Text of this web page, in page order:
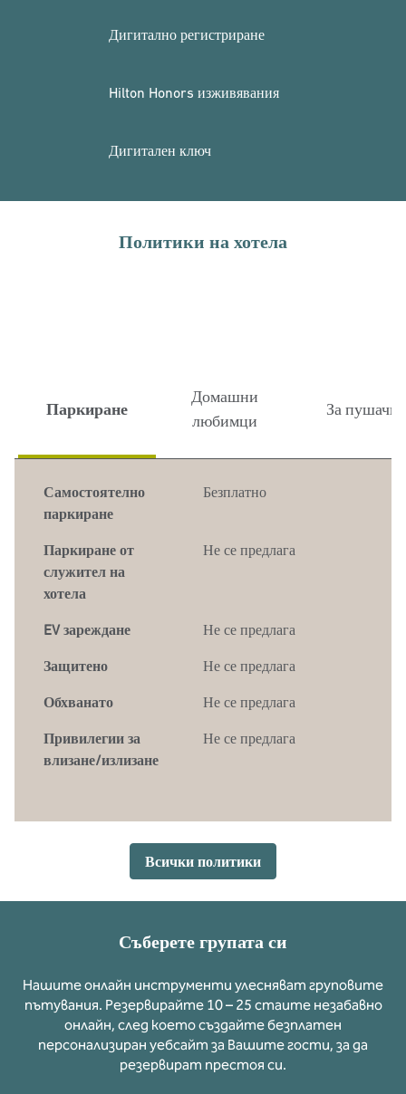
Дигитално регистриране
Hilton Honors изживявания
Дигитален ключ
Политики на хотела
Паркиране
Домашни
любимци
За пушачи
Самостоятелно
паркиране
Безплатно
Паркиране от
служител на
хотела
Не се предлага
EV зареждане Не се предлага
Защитено Не се предлага
Обхванато Не се предлага
Привилегии за
влизане/излизане
Не се предлага
Всички политики
Съберете групата си
Нашите онлайн инструменти улесняват груповите
пътувания. Резервирайте 10 – 25 стаите незабавно
онлайн, след което създайте безплатен
персонализиран уебсайт за Вашите гости, за да
резервират престоя си.